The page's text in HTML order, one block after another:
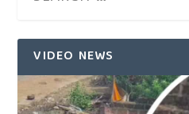
VIDEO NEWS